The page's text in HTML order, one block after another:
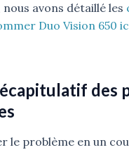
avons détaillé les
Duo Vision 650
des
le problème en un